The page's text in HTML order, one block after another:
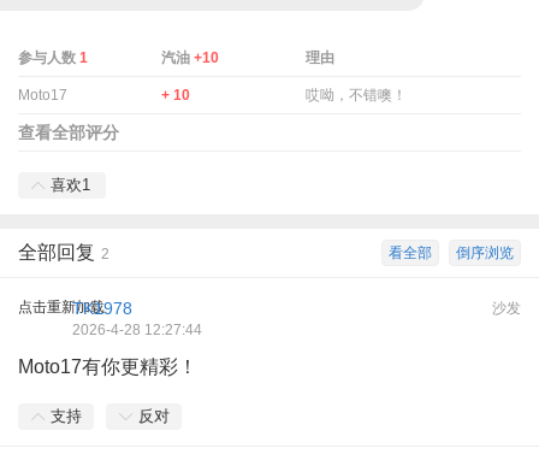
参与人数 1 汽油+10 理由
Moto17 + 10 哎呦，不错噢！
查看全部评分
喜欢1
倒序浏览
看全部
全部回复 2
点击重新加载 沙发
TK1978
2026-4-28 12:27:44
Moto17有你更精彩！
支持 反对